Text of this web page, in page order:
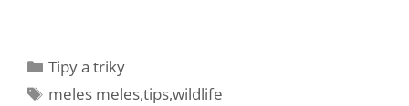
Kategórie
Tipy a triky
Značky
meles meles,tips,wildlife